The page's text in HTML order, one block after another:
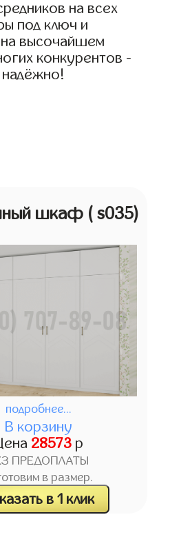
на всех
под ключ и
на высочайшем
конкурентов -
шкаф ( s035)
подробнее...
В корзину
28573р
ПРЕДОПЛАТЫ
в размер.
в 1 клик